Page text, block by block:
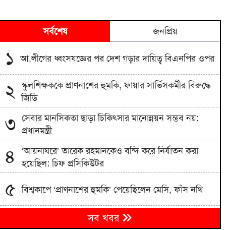
সর্বশেষ জনপ্রিয়
১ আ.লীগের ধ্বংসযজ্ঞের পর দেশ গড়ার দায়িত্ব বিএনপির ওপর
২
স্কুলশিক্ষককে প্রাণনাশের হুমকি, ফায়ার সার্ভিসকর্মীর বিরুদ্ধে
জিডি
৩ সেবার মানসিকতা ছাড়া চিকিৎসার মানোন্নয়ন সম্ভব নয়:
প্রধানমন্ত্রী
৪
‘আয়নাঘরে’ তারেক রহমানকেও বন্দি করে নির্যাতন করা
হয়েছিল: চিফ প্রসিকিউটর
৫ বিশ্বকাপে ‘প্রাণনাশের হুমকি’ পেয়েছিলেন মেসি, ফাঁস নথি
‘আয়নাঘর’ দেখতে ডিজিএফআই কার্যালয়ে ট্রাইব্যুনালের
সব খবর